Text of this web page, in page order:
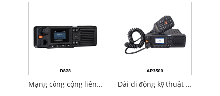
Mạng công cộng liên lạc Đài di động kỹ thuật số